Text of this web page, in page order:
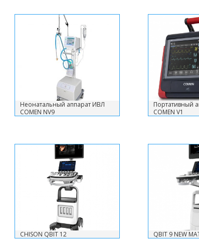
Неонатальный аппарат ИВЛ
COMEN NV9
Портативный
COMEN V1
CHISON QBIT 12 QBIT 9 NEW